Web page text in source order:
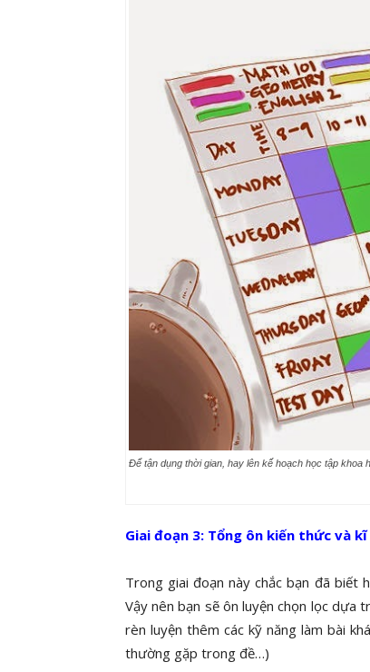
Để tận dụng thời gian, hay lên kế hoạch học tập khoa
Giai đoạn 3: Tổng ôn kiến thức và
Trong giai đoạn này chắc bạn đã biết
Vậy nên bạn sẽ ôn luyện chọn lọc dựa
rèn luyện thêm các kỹ năng làm bài
thường gặp trong đề…)